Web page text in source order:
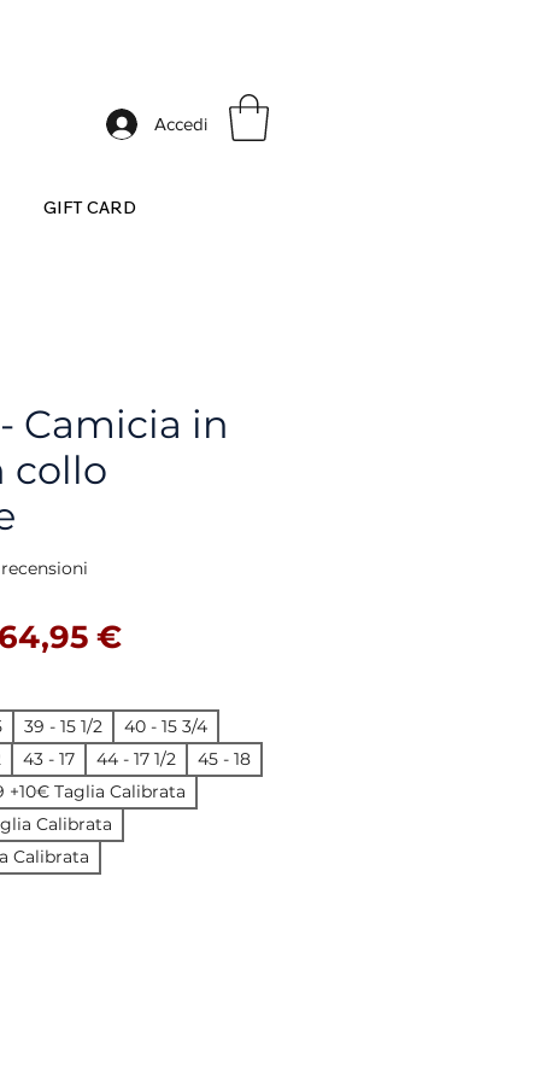
GIFT CARD
Accedi
Camicia in
collo
la valutazione è 5.0 su cinque stelle
regolare
64,95 €Prezzo scontato
39 - 15 1/2
40 - 15 3/4
43 - 17 44 - 17 1/2
45 - 18
+10€ Taglia Calibrata
Calibrata
Calibrata